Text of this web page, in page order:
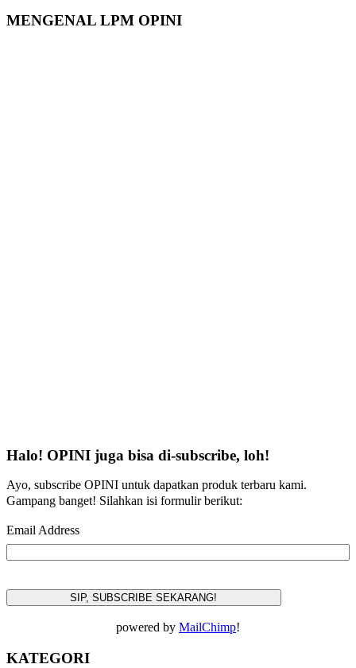
MENGENAL LPM OPINI
Halo! OPINI juga bisa di-subscribe, loh!
Ayo, subscribe OPINI untuk dapatkan produk terbaru kami.
Gampang banget! Silahkan isi formulir berikut:
Email Address
powered by MailChimp!
KATEGORI